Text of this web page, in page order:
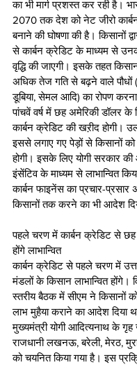
का भी मार्ग प्रशस्त कर रही है।
2070 तक देश को नेट जीरो
बनाने की घोषणा की है। किसानों
से कार्बन क्रेडिट के माध्यम से
वृद्धि की जाएगी। इसके तहत
अधिक तेज गति से बढ़ने वाले पौधों
डूबिया, सेमल आदि) का रोपण
पांचवें वर्ष में छह अमेरिकी डॉलर के
कार्बन क्रेडिट की खऱीद होगी।
इससे लगाए गए पेड़ों से किसानों
होगी। इसके लिए योगी सरकार
इंसेंटिव के माध्यम से लाभान्वित
कार्बन फाइनेंस का प्रचार-
किसानों तक करने का भी आदेश
पहले चरण में कार्बन क्रेडिट से
होंगे लाभान्वित
कार्बन क्रेडिट से पहले चरण में
मंडलों के किसान लाभान्वित होंगे।
स्तरीय बैठक में सीएम ने किसानों
लाभ मुहैया कराने का आदेश दिया
मुख्यमंत्री योगी आदित्यनाथ के
राजधानी लखनऊ, बरेली, मेरठ,
को चयनित किया गया है। इस